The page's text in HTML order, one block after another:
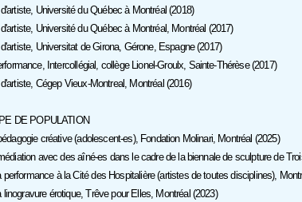
Université du Québec à Montréal (2018)
Université du Québec à Montréal, Montréal (2017)
Universitat de Girona, Gérone, Espagne (2017)
Intercollégial, collège Lionel-Groulx, Sainte-Thérèse (2017)
Cégep Vieux-Montreal, Montréal (2016)
DE POPULATION
créative (adolescent-es), Fondation Molinari, Montréal (2025)
avec des aîné-es dans le cadre de la biennale de sculpture de
performance à la Cité des Hospitalière (artistes de toutes disciplines),
linogravure érotique, Trêve pour Elles, Montréal (2023)